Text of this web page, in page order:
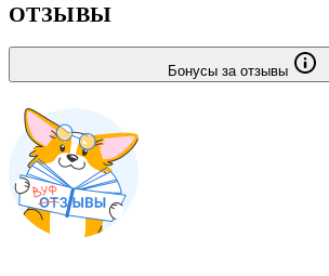
ОТЗЫВЫ
Бонусы за отзывы